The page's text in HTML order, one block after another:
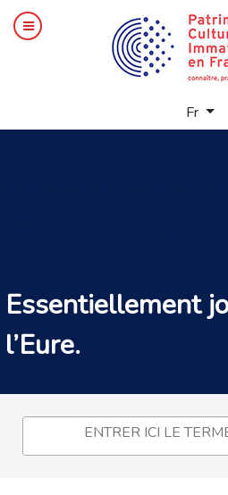
Fr
Essentiellement
l’Eure.